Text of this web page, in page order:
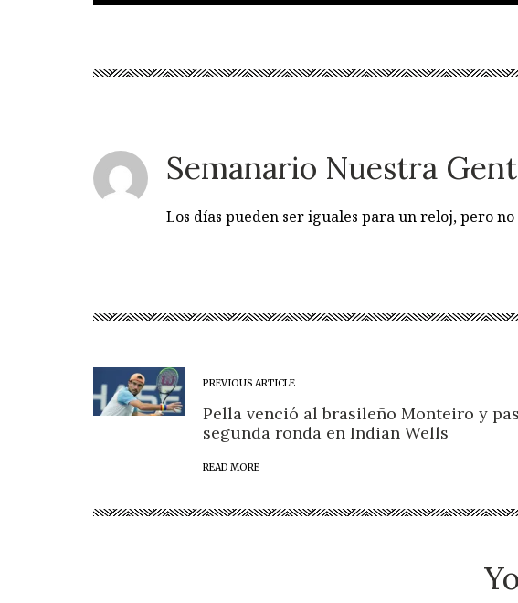
Semanario Nuestra
Los días pueden ser iguales para un reloj, pero no
PREVIOUS ARTICLE
Pella venció al brasileño Monteiro y
segunda ronda en Indian Wells
READ MORE